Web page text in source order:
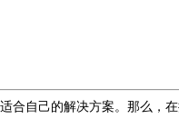
合自己的解决方案。那么，